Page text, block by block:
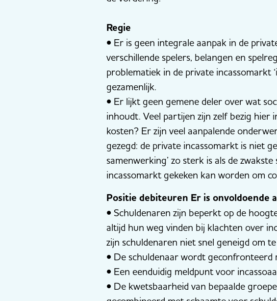
Regie
• Er is geen integrale aanpak in de
verschillende spelers, belangen en
problematiek in de private incassomarkt
gezamenlijk.
• Er lijkt geen gemene deler over wat
inhoudt. Veel partijen zijn zelf bezig
kosten? Er zijn veel aanpalende
gezegd: de private incassomarkt is niet
samenwerking’ zo sterk is als de
incassomarkt gekeken kan worden om
Positie debiteuren Er is onvoldoende
• Schuldenaren zijn beperkt op de
altijd hun weg vinden bij klachten over
zijn schuldenaren niet snel geneigd om
• De schuldenaar wordt geconfronteerd
• Een eenduidig meldpunt voor
• De kwetsbaarheid van bepaalde